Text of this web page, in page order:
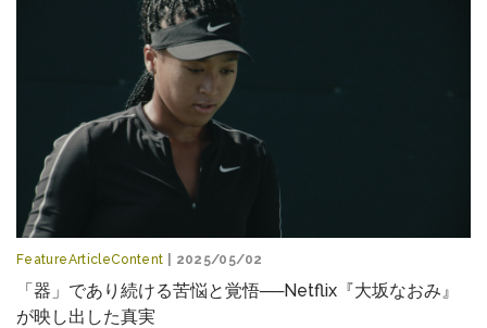
FeatureArticleContent | 2025/05/02
「器」であり続ける苦悩と覚悟──Netflix『大坂なおみ』
が映し出した真実